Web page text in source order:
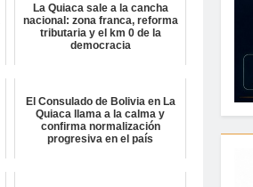
La Quiaca sale a la cancha
nacional: zona franca, reforma
tributaria y el km 0 de la
democracia
El Consulado de Bolivia en La
Quiaca llama a la calma y
confirma normalización
progresiva en el país